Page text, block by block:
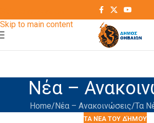
Skip to main content
Νέα –
Home Νέα – Ανακοινώσεις Τα
ΤΑ ΝΈΑ ΤΟΥ ΔΉΜΟΥ